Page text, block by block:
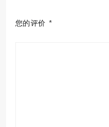
您的评价 *